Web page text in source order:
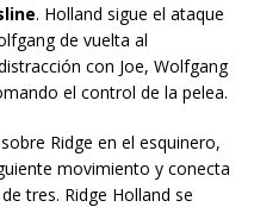
. Holland sigue el ataque
de vuelta al
con Joe, Wolfgang
el control de la pelea.
sobre Ridge en el esquinero,
movimiento y conecta
tres. Ridge Holland se